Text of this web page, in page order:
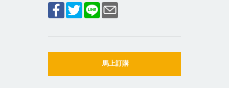
馬上訂購